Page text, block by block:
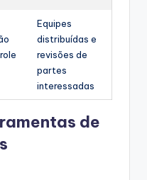
Equipes
distribuídas e
revisões de
partes
interessadas
de